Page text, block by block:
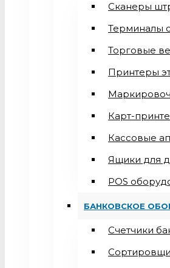
Сканеры
Терминалы
Торговые
Принтеры
Карт-
Кассовые
Ящики для
POS
БАНКОВСКОЕ
Счетчики